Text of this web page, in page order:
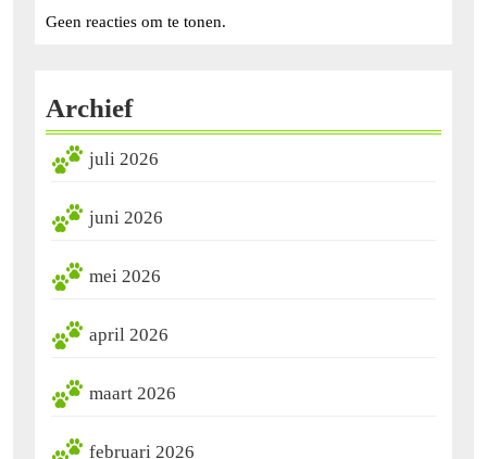
Geen reacties om te tonen.
Archief
juli 2026
juni 2026
mei 2026
april 2026
maart 2026
februari 2026